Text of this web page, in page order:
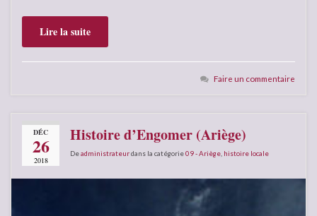
Lire la suite
Faire un commentaire
DÉC
26
2018
Histoire d’Engomer (Ariège)
Deadministrateurdans la catégorie09 - Ariège histoire locale